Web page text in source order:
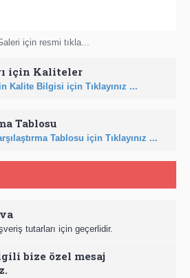
için resmi tıkla...
için Kaliteler
Kalite Bilgisi için Tıklayınız ...
Tablosu
Tablosu için Tıklayınız ...
tutarları için geçerlidir.
bize özel mesaj